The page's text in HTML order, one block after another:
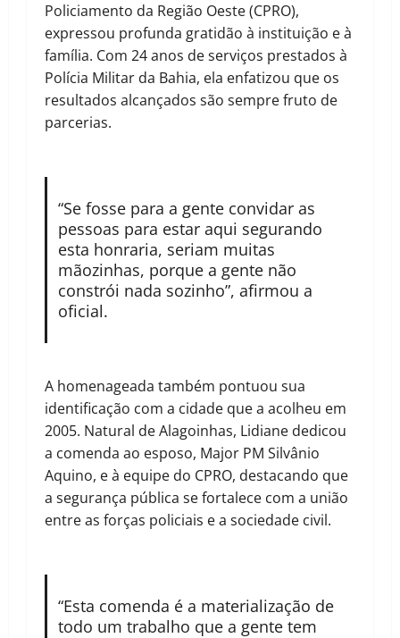
Policiamento da Região Oeste (CPRO),
expressou profunda gratidão à instituição e à
família. Com 24 anos de serviços prestados à
Polícia Militar da Bahia, ela enfatizou que os
resultados alcançados são sempre fruto de
parcerias.
“Se fosse para a gente convidar as
pessoas para estar aqui segurando
esta honraria, seriam muitas
mãozinhas, porque a gente não
constrói nada sozinho”, afirmou a
oficial.
A homenageada também pontuou sua
identificação com a cidade que a acolheu em
2005. Natural de Alagoinhas, Lidiane dedicou
a comenda ao esposo, Major PM Silvânio
Aquino, e à equipe do CPRO, destacando que
a segurança pública se fortalece com a união
entre as forças policiais e a sociedade civil.
“Esta comenda é a materialização de
todo um trabalho que a gente tem